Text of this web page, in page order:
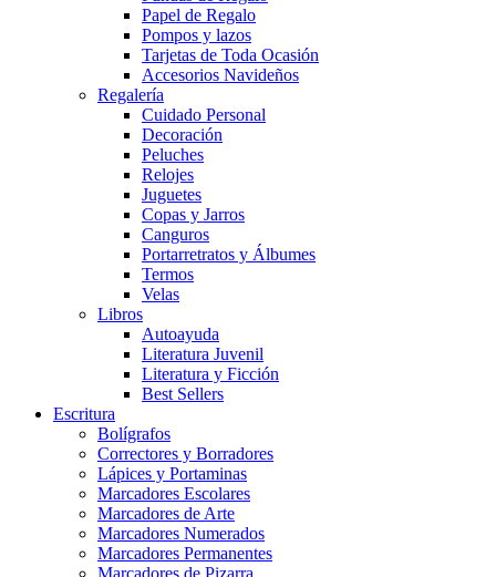
Papel de Regalo
Pompos y lazos
Tarjetas de Toda Ocasión
Accesorios Navideños
Regalería
Cuidado Personal
Decoración
Peluches
Relojes
Juguetes
Copas y Jarros
Canguros
Portarretratos y Álbumes
Termos
Velas
Libros
Autoayuda
Literatura Juvenil
Literatura y Ficción
Best Sellers
Escritura
Bolígrafos
Correctores y Borradores
Lápices y Portaminas
Marcadores Escolares
Marcadores de Arte
Marcadores Numerados
Marcadores Permanentes
Marcadores de Pizarra